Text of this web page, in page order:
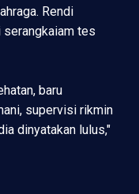
Rendi
serangkaiam tes
baru
supervisi rikmin
dinyatakan lulus,"